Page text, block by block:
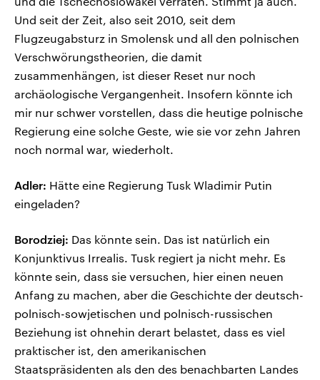
Und seit der Zeit, also seit 2010, seit dem
Flugzeugabsturz in Smolensk und all den polnischen
Verschwörungstheorien, die damit
zusammenhängen, ist dieser Reset nur noch
archäologische Vergangenheit. Insofern könnte ich
mir nur schwer vorstellen, dass die heutige polnische
Regierung eine solche Geste, wie sie vor zehn Jahren
noch normal war, wiederholt.
Adler: Hätte eine Regierung Tusk Wladimir Putin
eingeladen?
Borodziej: Das könnte sein. Das ist natürlich ein
Konjunktivus Irrealis. Tusk regiert ja nicht mehr. Es
könnte sein, dass sie versuchen, hier einen neuen
Anfang zu machen, aber die Geschichte der deutsch-
polnisch-sowjetischen und polnisch-russischen
Beziehung ist ohnehin derart belastet, dass es viel
praktischer ist, den amerikanischen
Staatspräsidenten als den des benachbarten Landes